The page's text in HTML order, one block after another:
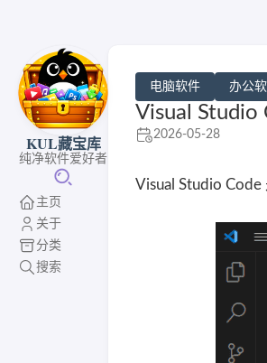
KUL藏宝库
纯净软件爱好者
主页
关于
分类
搜索
电脑软件 办公
Visual Studio
2026-05-28
Visual Studio